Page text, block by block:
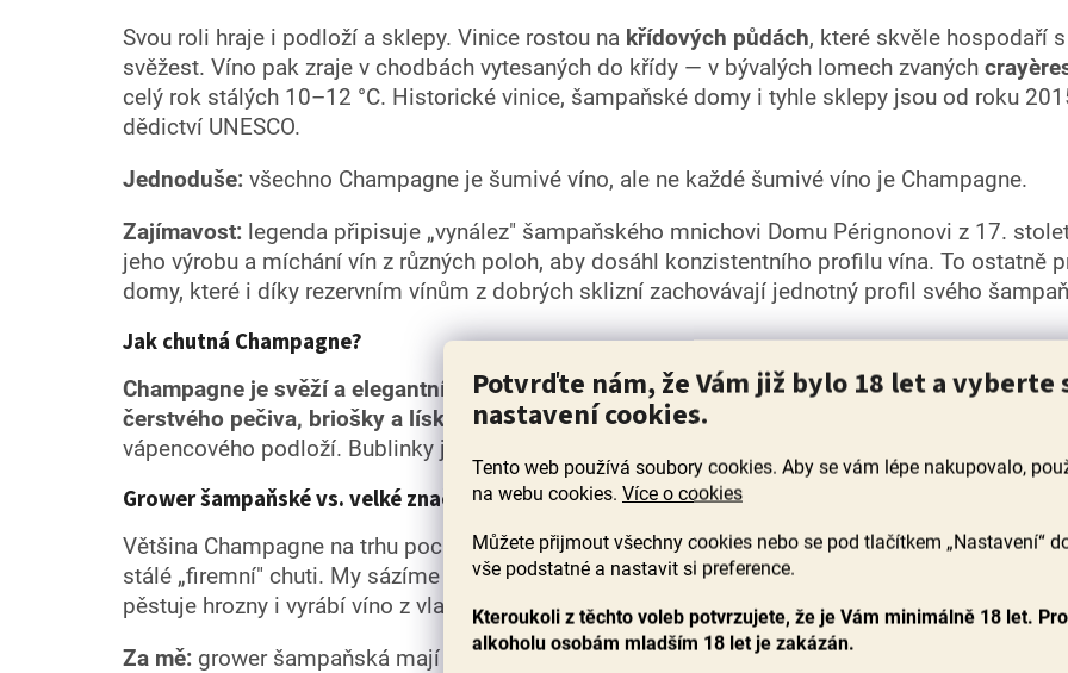
Potvrďte nám, že Vám již bylo 18 let a vyberte
nastavení cookies.
Tento web používá soubory cookies. Aby se vám lépe nakupovalo,
na webu cookies. Více o cookies
Můžete přijmout všechny cookies nebo se pod tlačítkem „Nastavení“
vše podstatné a nastavit si preference.
Kteroukoli z těchto voleb potvrzujete, že je Vám minimálně 18 let.
alkoholu osobám mladším 18 let je zakázán.
Svou roli hraje i podloží a sklepy. Vinice rostou na křídových půdách, které skvěle hospodaří
svěžest. Víno pak zraje v chodbách vytesaných do křídy — v bývalých lomech zvaných
celý rok stálých 10–12 °C. Historické vinice, šampaňské domy i tyhle sklepy jsou od roku
dědictví UNESCO.
Jednoduše: všechno Champagne je šumivé víno, ale ne každé šumivé víno je Champagne.
Zajímavost: legenda připisuje „vynález" šampaňského mnichovi Domu Pérignonovi z 17.
jeho výrobu a míchání vín z různých poloh, aby dosáhl konzistentního profilu vína. To ostatně
domy, které i díky rezervním vínům z dobrých sklizní zachovávají jednotný profil svého
Jak chutná Champagne?
Champagne je svěží a elegantní, ale hlavně komplexní. Ve vůni a chuti najdete citrusy,
čerstvého pečiva, briošky a lískových oříšků— ty vznikají dlouhým zráním na kvasnicích.
vápencového podloží. Bublinky jsou nesmírně jemné a vytrvalé.
Grower šampaňské vs. velké značky (na tohle jsme hrdí)
Většina Champagne na trhu pochází od velkých značek (na etiketě kódNM), které nakupují
stálé „firemní" chuti. My sázíme nagrower šampaňská (kód RM — Récoltant-Manipulant)
:
pěstuje hrozny i vyrábí víno z vlastních vinic.
Za mě: grower šampaňská mají duši a chutnají po konkrétním místě — a často dostanete víc